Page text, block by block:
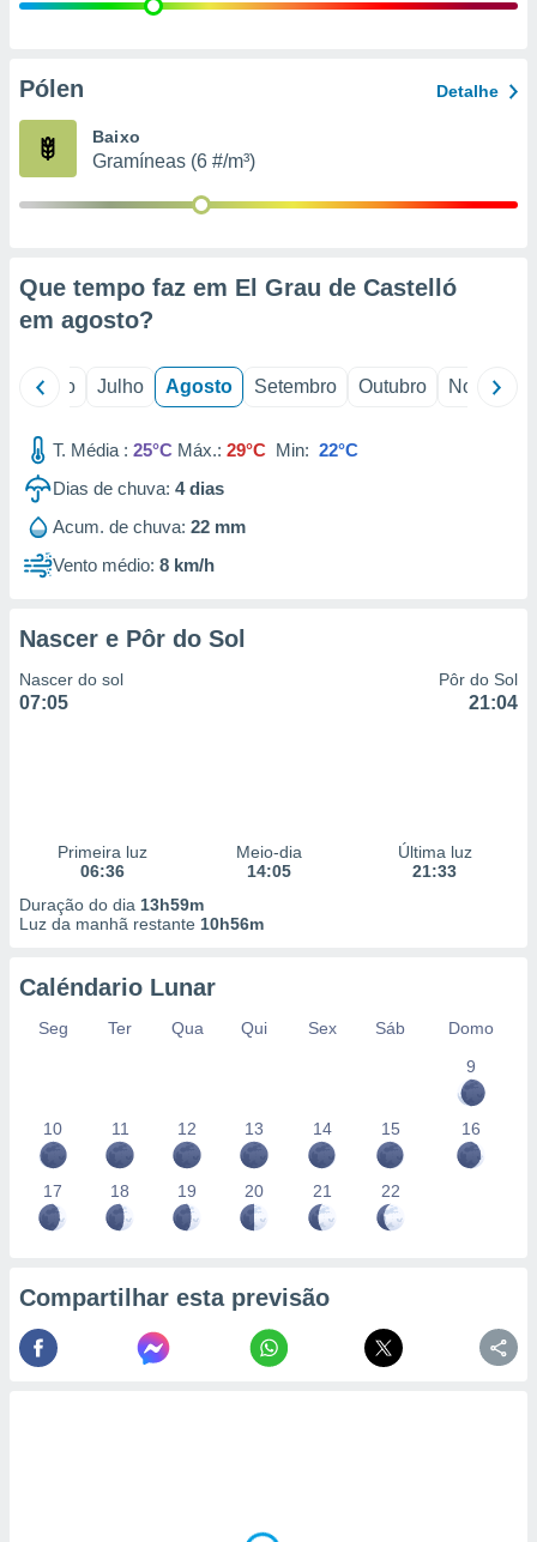
e
de
Pólen Detalhe
Baixo
Gramíneas (6 #/m³)
Que tempo faz em El Grau de Castelló
em agosto?
Junho Julho Agosto Setembro Outubro Novembro
T. Média : 25°C Máx.: 29°C Min: 22°C
Dias de chuva: 4dias
Acum. de chuva: 22 mm
Vento médio: 8 km/h
Nascer e Pôr do Sol
Nascer do sol
07:05
Pôr do Sol
21:04
Primeira luz
06:36
Meio-dia
14:05
Última luz
21:33
Duração do dia 13h59m
Luz da manhã restante 10h56m
Caléndario Lunar
Seg Ter Qua Qui Sex Sáb
Domo
9
10 11 12 13 14 15 16
17 18 19 20 21 22
Compartilhar esta previsão